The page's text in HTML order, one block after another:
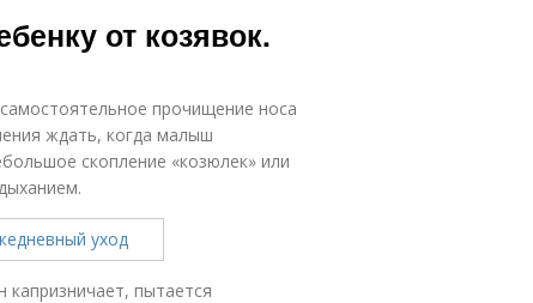
от козявок.
прочищение носа
ждать, когда малыш
скопление «козюлек» или
капризничает, пытается